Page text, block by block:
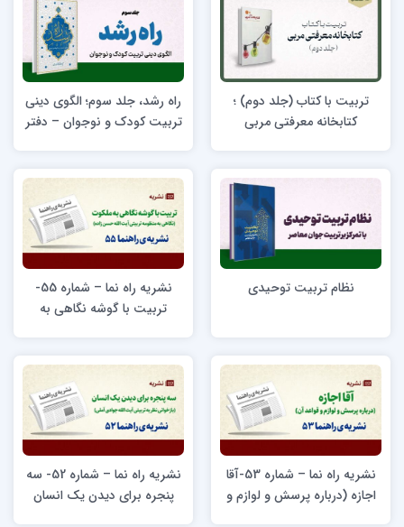
تربیت با کتاب (جلد دوم) ؛
کتابخانه معرفتی مربی
راه رشد، جلد سوم؛ الگوی دینی
تربیت کودک و نوجوان – دفتر
نظام تربیت توحیدی
نشریه راه نما – شماره 55-
تربیت با گوشه نگاهی به
نشریه راه نما – شماره 53-آقا
اجازه (درباره پرسش و لوازم و
نشریه راه نما – شماره 52- سه
پنجره برای دیدن یک انسان